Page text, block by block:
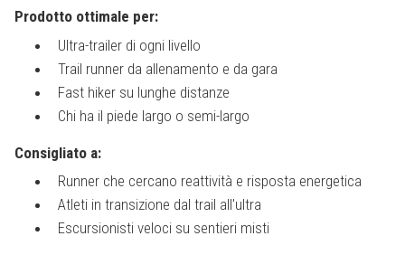
Prodotto ottimale per:
Ultra-trailer di ogni livello
Trail runner da allenamento e da gara
Fast hiker su lunghe distanze
Chi ha il piede largo o semi-largo
Consigliato a:
Runner che cercano reattività e risposta energetica
Atleti in transizione dal trail all'ultra
Escursionisti veloci su sentieri misti